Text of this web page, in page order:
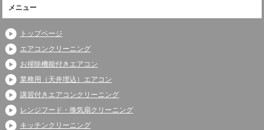
メニュー
トップページ
エアコンクリーニング
お掃除機能付きエアコン
業務用（天井埋込）エアコン
講習付きエアコンクリーニング
レンジフード・換気扇クリーニング
キッチンクリーニング